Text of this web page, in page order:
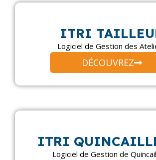
ITRI
Logiciel de Gestion des
DÉCOUVREZ
ITRI
Logiciel de Gestion de